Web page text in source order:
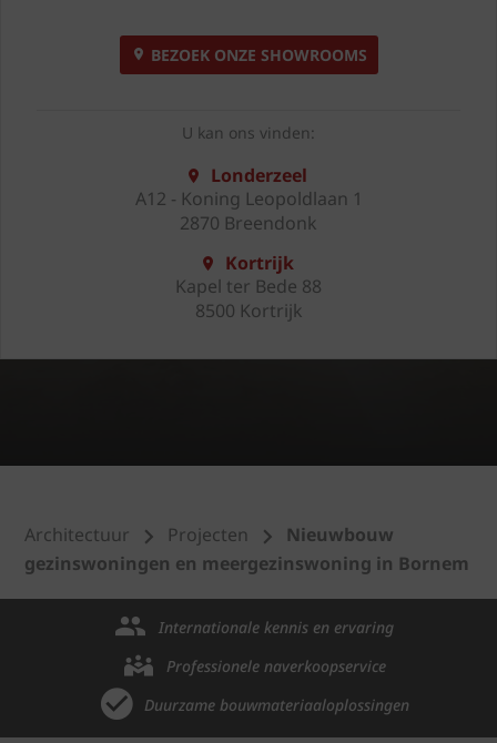
BEZOEK ONZE SHOWROOMS
U kan ons vinden:
Londerzeel
A12 - Koning Leopoldlaan 1
2870 Breendonk
Kortrijk
Kapel ter Bede 88
8500 Kortrijk
Architectuur Projecten
Nieuwbouw
gezinswoningen en meergezinswoning in Bornem
Internationale kennis en ervaring
Professionele naverkoopservice
Duurzame bouwmateriaaloplossingen